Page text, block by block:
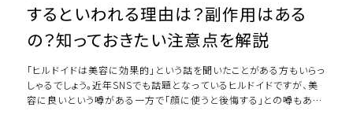
するといわれる理由は？副作用はある
の？知っておきたい注意点を解説
「ヒルドイドは美容に効果的」という話を聞いたことがある方もいらっ
しゃるでしょう。近年SNSでも話題となっているヒルドイドですが、美
容に良いという噂がある一方で「顔に使うと後悔する」との噂もあり